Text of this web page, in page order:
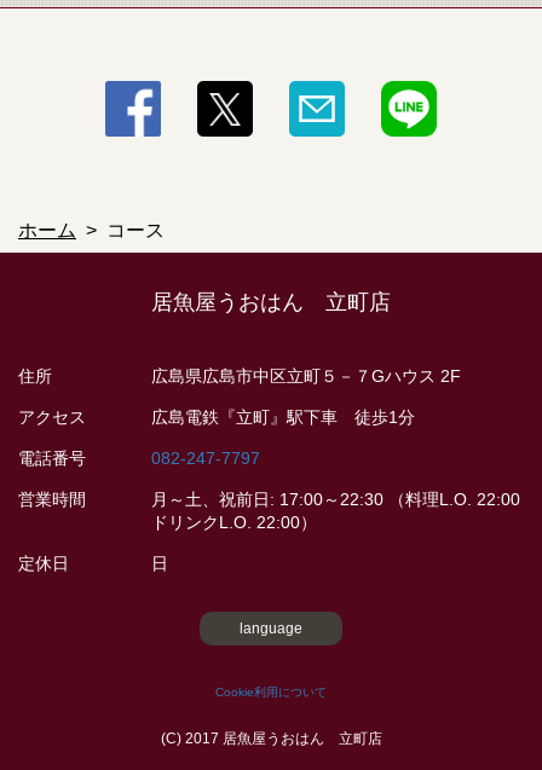
ホーム コース
居魚屋うおはん 立町店
住所 広島県広島市中区立町５－７Gハウス 2F
アクセス 広島電鉄『立町』駅下車 徒歩1分
電話番号 082-247-7797
営業時間
月～土、祝前日: 17:00～22:30 （料理L.O. 22:00
ドリンクL.O. 22:00）
定休日 日
language
Cookie利用について
(C) 2017 居魚屋うおはん 立町店